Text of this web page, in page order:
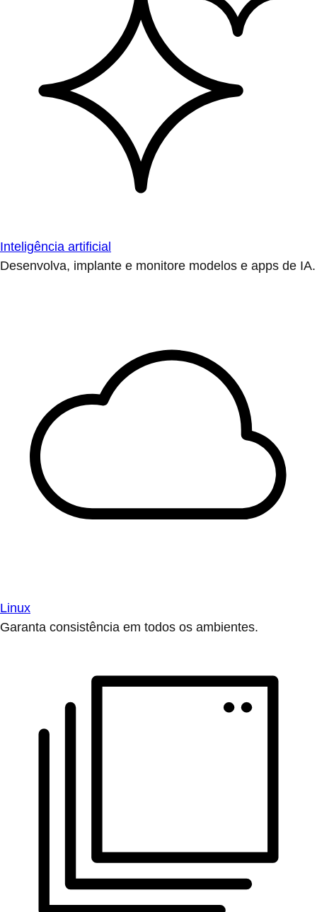
Inteligência artificial
Desenvolva, implante e monitore modelos e apps de IA.
Linux
Garanta consistência em todos os ambientes.